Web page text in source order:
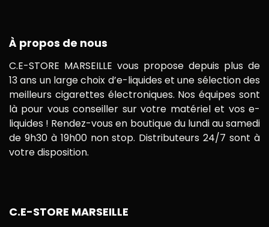
À propos de nous
C.E-STORE MARSEILLE vous propose depuis plus de
13 ans un large choix d’e-liquides et une sélection des
meilleurs cigarettes électroniques. Nos équipes sont
là pour vous conseiller sur votre matériel et vos e-
liquides ! Rendez-vous en boutique du lundi au samedi
de 9h30 à 19h00 non stop. Distributeurs 24/7 sont à
votre disposition.
C.E-STORE MARSEILLE